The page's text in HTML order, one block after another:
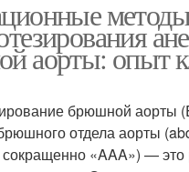
методы
аорты: опыт
брюшной аорты
отдела аорты
«AAA») —